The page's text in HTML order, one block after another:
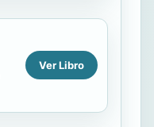
Ver Libro